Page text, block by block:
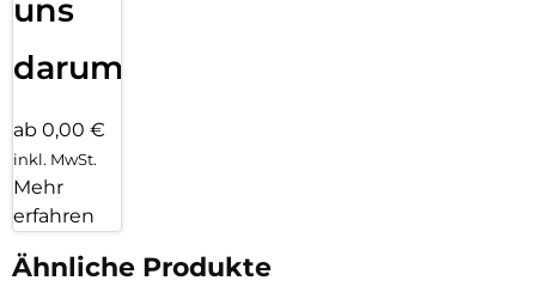
uns
darum!
ab 0,00 €
inkl. MwSt.
Mehr
erfahren
Ähnliche Produkte